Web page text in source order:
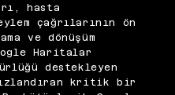
hasta
çağrılarının ön
ve dönüşüm
Haritalar
destekleyen
kritik bir